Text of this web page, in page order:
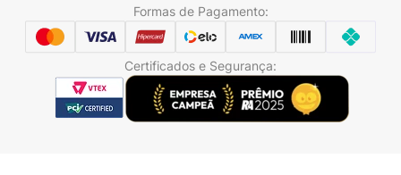
Formas de Pagamento:
Certificados e Segurança: